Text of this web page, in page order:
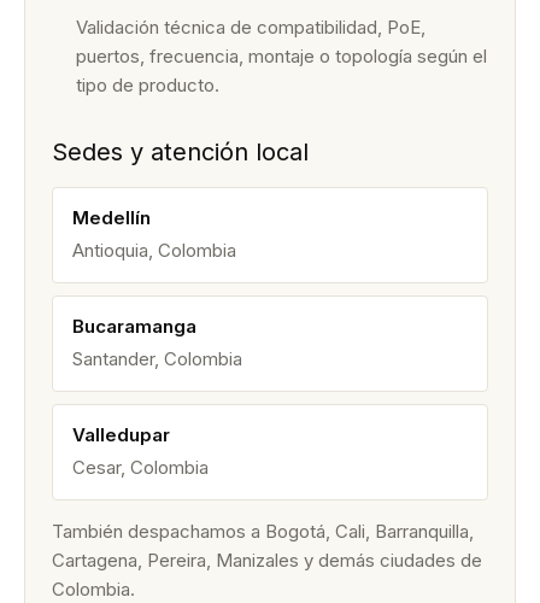
Validación técnica de compatibilidad, PoE,
puertos, frecuencia, montaje o topología según el
tipo de producto.
Sedes y atención local
Medellín
Antioquia, Colombia
Bucaramanga
Santander, Colombia
Valledupar
Cesar, Colombia
También despachamos a Bogotá, Cali, Barranquilla,
Cartagena, Pereira, Manizales y demás ciudades de
Colombia.